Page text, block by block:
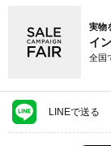
実物
イ
全国
LINEで送る